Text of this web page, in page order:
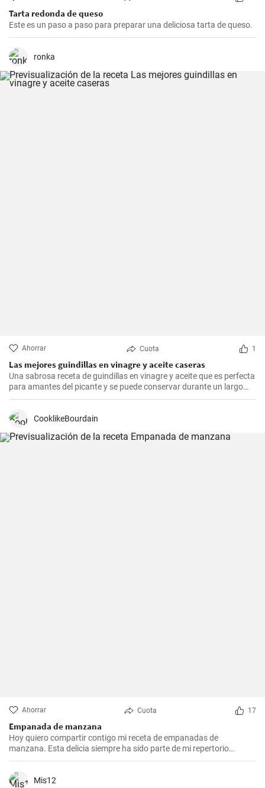
Tarta redonda de queso
Este es un paso a paso para preparar una deliciosa tarta de queso.
ronka
Ahorrar Cuota 1
Las mejores guindillas en vinagre y aceite caseras
Una sabrosa receta de guindillas en vinagre y aceite que es perfecta
para amantes del picante y se puede conservar durante un largo
periodo de tiempo.
CooklikeBourdain
Ahorrar Cuota 17
Empanada de manzana
Hoy quiero compartir contigo mi receta de empanadas de
manzana. Esta delicia siempre ha sido parte de mi repertorio
culinario. Me gusta hacerlas en epocas de frio para endulzar el
paladar y demostrar que no sólo las empanadas saladas pueden
hacerte feliz. Es un postre que nunca falla en las reuniones
Mis12